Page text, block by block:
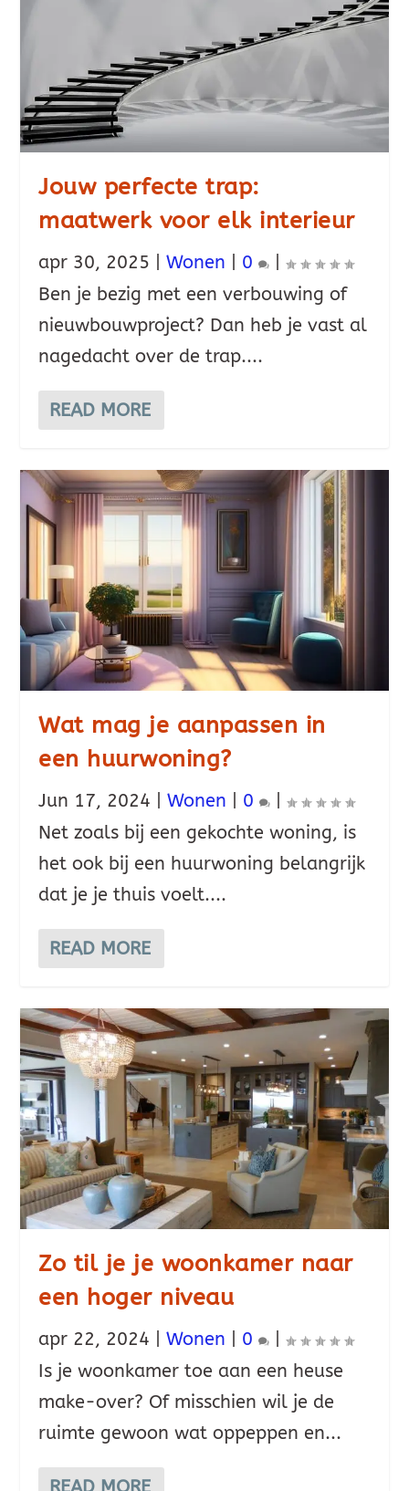
Jouw perfecte trap:
maatwerk voor elk interieur
apr 30, 2025 |Wonen 0
|
Ben je bezig met een verbouwing of
nieuwbouwproject? Dan heb je vast al
nagedacht over de trap....
READ MORE
Wat mag je aanpassen in
een huurwoning?
Jun 17, 2024 |Wonen 0
|
Net zoals bij een gekochte woning, is
het ook bij een huurwoning belangrijk
dat je je thuis voelt....
READ MORE
Zo til je je woonkamer naar
een hoger niveau
apr 22, 2024 |Wonen 0
|
Is je woonkamer toe aan een heuse
make-over? Of misschien wil je de
ruimte gewoon wat oppeppen en...
READ MORE